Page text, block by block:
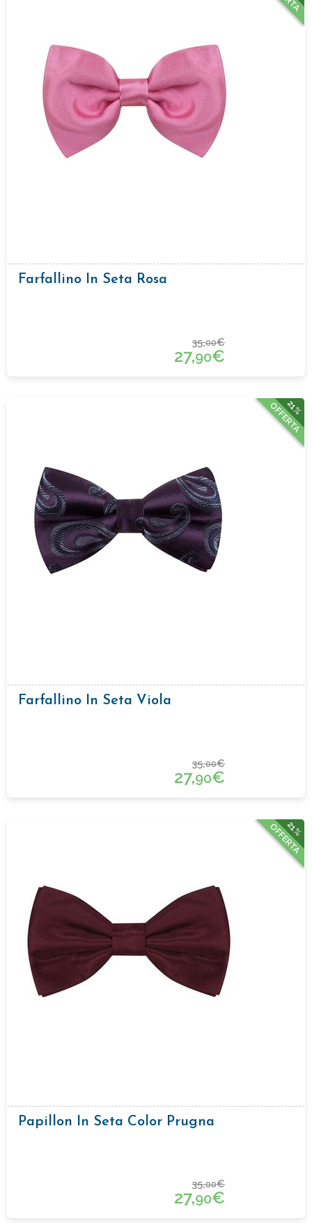
Farfallino In Seta Rosa
35,00€
27,90€
21%
OFFERTA
Farfallino In Seta Viola
35,00€
27,90€
21%
OFFERTA
Papillon In Seta Color Prugna
35,00€
27,90€